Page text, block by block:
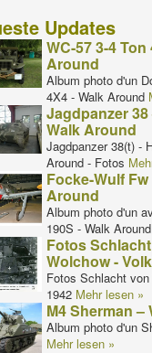
Updates
WC-57 3-4 Ton
Around
Album photo d'un
4X4 - Walk Around
Jagdpanzer 38
Walk Around
Jagdpanzer 38(t) -
Around - Fotos
Focke-Wulf
Around
Album photo d'un
190S - Walk Around
Fotos
Wolchow -
Fotos Schlacht
1942 Mehr lesen »
M4 Sherman
Album photo d'un
Mehr lesen »